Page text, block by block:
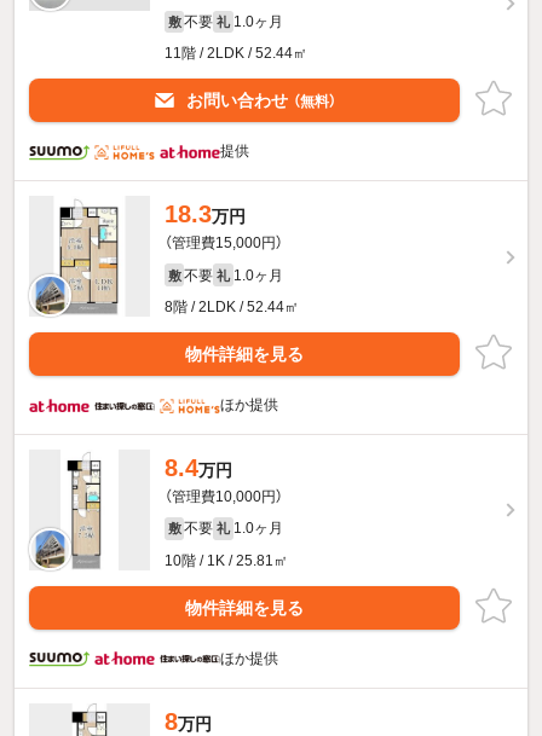
敷 不要 礼 1.0ヶ月
11階 / 2LDK / 52.44㎡
お問い合わせ （無料）
提供
18.3万円
（管理費15,000円）
敷 不要 礼 1.0ヶ月
8階 / 2LDK / 52.44㎡
物件詳細を見る
ほか提供
8.4万円
（管理費10,000円）
敷 不要 礼 1.0ヶ月
10階 / 1K / 25.81㎡
物件詳細を見る
ほか提供
8万円